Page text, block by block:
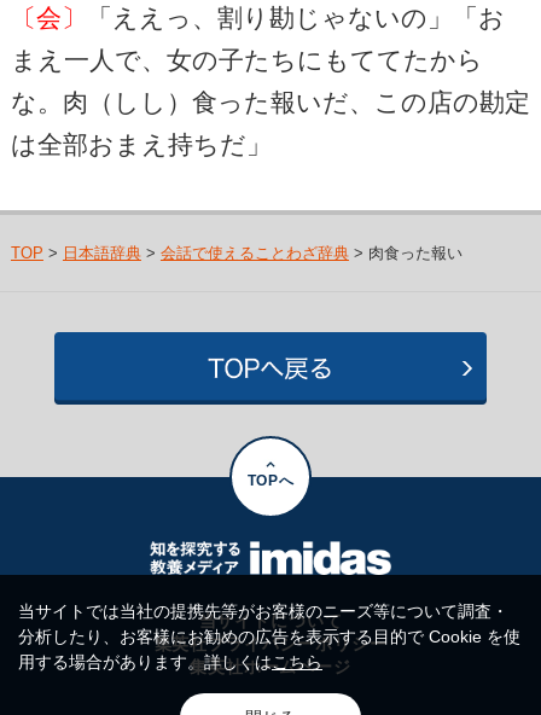
〔会〕
「ええっ、割り勘じゃないの」「お
まえ一人で、女の子たちにもててたから
な。肉（しし）食った報いだ、この店の勘定
は全部おまえ持ちだ」
TOP > 日本語辞典> 会話で使えることわざ辞典> 肉食った報い
TOPへ
当サイトについて
集英社プライバシーポリシー
集英社ホームページ
当サイトでは当社の提携先等がお客様のニーズ等について調査・
分析したり、お客様にお勧めの広告を表示する目的で Cookie を使
用する場合があります。詳しくはこちら